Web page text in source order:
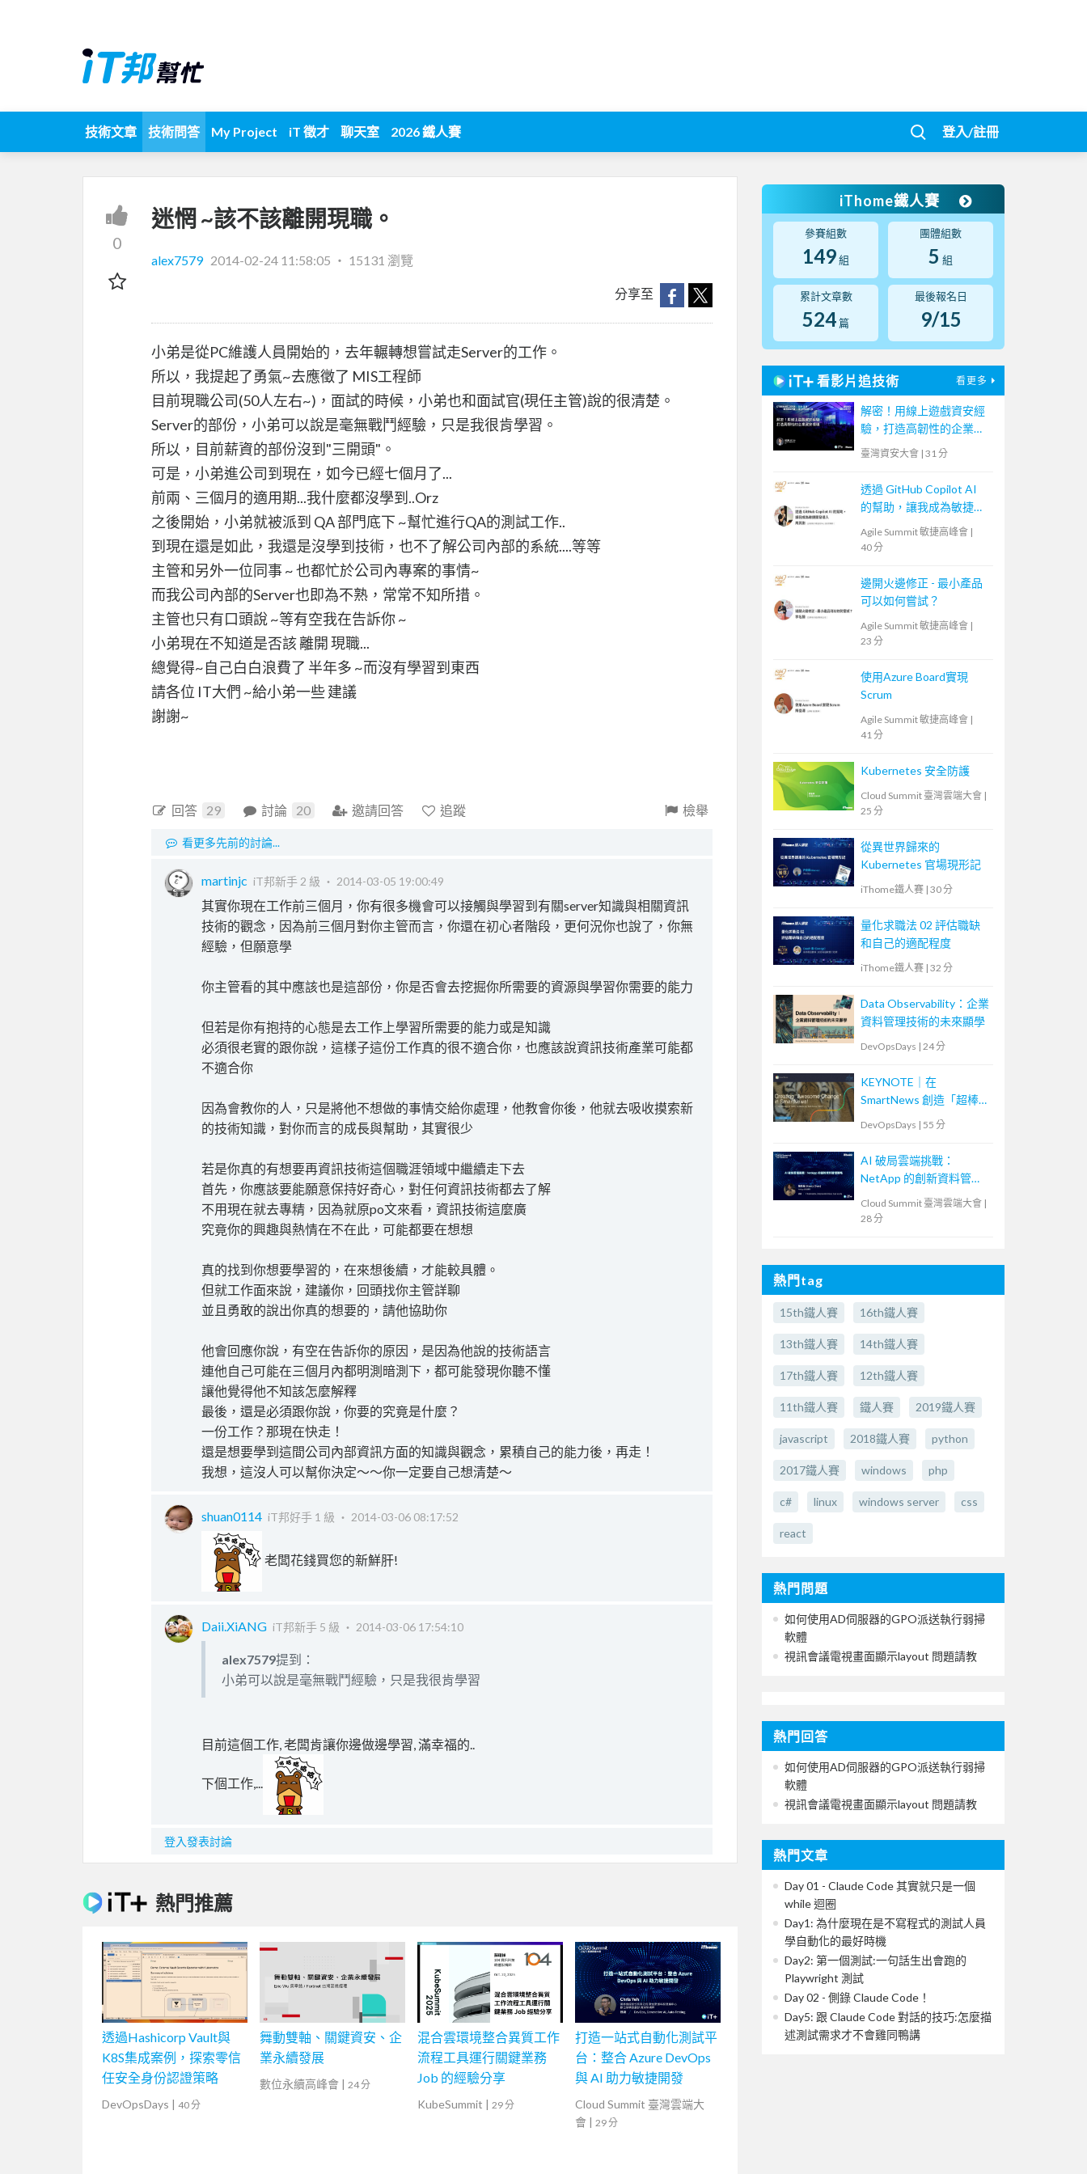
技術文章 技術問答 My Project iT 徵才 聊天室 2026 鐵人賽 登入/註冊
0
迷惘 ~該不該離開現職。
alex7579 2014-02-24 11:58:05 ‧ 15131 瀏覽
分享至
小弟是從PC維護人員開始的，去年輾轉想嘗試走Server的工作。
所以，我提起了勇氣~去應徵了 MIS工程師
目前現職公司(50人左右~)，面試的時候，小弟也和面試官(現任主管)說的很清楚。
Server的部份，小弟可以說是毫無戰鬥經驗，只是我很肯學習。
所以，目前薪資的部份沒到"三開頭"。
可是，小弟進公司到現在，如今已經七個月了...
前兩、三個月的適用期...我什麼都沒學到..Orz
之後開始，小弟就被派到 QA 部門底下 ~幫忙進行QA的測試工作..
到現在還是如此，我還是沒學到技術，也不了解公司內部的系統....等等
主管和另外一位同事 ~ 也都忙於公司內專案的事情~
而我公司內部的Server也即為不熟，常常不知所措。
主管也只有口頭說 ~等有空我在告訴你 ~
小弟現在不知道是否該 離開 現職...
總覺得~自己白白浪費了 半年多 ~而沒有學習到東西
請各位 IT大們 ~給小弟一些 建議
謝謝~
回答 29 討論 20 邀請回答 追蹤 檢舉
看更多先前的討論...
martinjc iT邦新手 2 級 ‧ 2014-03-05 19:00:49
其實你現在工作前三個月，你有很多機會可以接觸與學習到有關server知識與相關資訊
技術的觀念，因為前三個月對你主管而言，你還在初心者階段，更何況你也說了，你無
經驗，但願意學
你主管看的其中應該也是這部份，你是否會去挖掘你所需要的資源與學習你需要的能力
但若是你有抱持的心態是去工作上學習所需要的能力或是知識
必須很老實的跟你說，這樣子這份工作真的很不適合你，也應該說資訊技術產業可能都
不適合你
因為會教你的人，只是將他不想做的事情交給你處理，他教會你後，他就去吸收摸索新
的技術知識，對你而言的成長與幫助，其實很少
若是你真的有想要再資訊技術這個職涯領域中繼續走下去
首先，你應該要能願意保持好奇心，對任何資訊技術都去了解
不用現在就去專精，因為就原po文來看，資訊技術這麼廣
究竟你的興趣與熱情在不在此，可能都要在想想
真的找到你想要學習的，在來想後續，才能較具體。
但就工作面來說，建議你，回頭找你主管詳聊
並且勇敢的說出你真的想要的，請他協助你
他會回應你說，有空在告訴你的原因，是因為他說的技術語言
連他自己可能在三個月內都明測暗測下，都可能發現你聽不懂
讓他覺得他不知該怎麼解釋
最後，還是必須跟你說，你要的究竟是什麼？
一份工作？那現在快走！
還是想要學到這間公司內部資訊方面的知識與觀念，累積自己的能力後，再走！
我想，這沒人可以幫你決定～～你一定要自己想清楚～
shuan0114 iT邦好手 1 級 ‧ 2014-03-06 08:17:52
老闆花錢買您的新鮮肝!
Daii.XiANG iT邦新手 5 級 ‧ 2014-03-06 17:54:10
alex7579提到：
小弟可以說是毫無戰鬥經驗，只是我很肯學習
目前這個工作, 老闆肯讓你邊做邊學習, 滿幸福的..
下個工作,...
登入發表討論
熱門推薦
透過Hashicorp Vault與
K8S集成案例，探索零信
任安全身份認證策略
DevOpsDays | 40 分
舞動雙軸、關鍵資安、企
業永續發展
數位永續高峰會 | 24 分
混合雲環境整合異質工作
流程工具運行關鍵業務
Job 的經驗分享
KubeSummit | 29 分
打造一站式自動化測試平
台：整合 Azure DevOps
與 AI 助力敏捷開發
Cloud Summit 臺灣雲端大
會 | 29 分
iThome鐵人賽
參賽組數
149組
團體組數
5 組
累計文章數
524 篇
最後報名日
9/15
看影片追技術 看更多
解密！用線上遊戲資安經
驗，打造高韌性的企業資
安環境
臺灣資安大會 | 31 分
透過 GitHub Copilot AI
的幫助，讓我成為敏捷開
Agile Summit 敏捷高峰會 |
40 分
邊開火邊修正 - 最小產品
可以如何嘗試？
Agile Summit 敏捷高峰會 |
23 分
使用Azure Board實現
Scrum
Agile Summit 敏捷高峰會 |
41 分
Kubernetes 安全防護
Cloud Summit 臺灣雲端大會 |
25 分
從異世界歸來的
Kubernetes 官場現形記
iThome鐵人賽 | 30 分
量化求職法 02 評估職缺
和自己的適配程度
iThome鐵人賽 | 32 分
Data Observability：企業
資料管理技術的未來顯學
DevOpsDays | 24 分
KEYNOTE｜在
SmartNews 創造「超棒的
改變」！特務部隊
作戰
DevOpsDays | 55 分
AI 破局雲端挑戰：
NetApp 的創新資料管理
Cloud Summit 臺灣雲端大會 |
28 分
熱門tag
15th鐵人賽 16th鐵人賽
13th鐵人賽 14th鐵人賽
17th鐵人賽 12th鐵人賽
11th鐵人賽 鐵人賽 2019鐵人賽
javascript 2018鐵人賽 python
2017鐵人賽 windows php
c# linux windows server css
react
熱門問題
如何使用AD伺服器的GPO派送執行弱掃
軟體
視訊會議電視畫面顯示layout 問題請教
熱門回答
如何使用AD伺服器的GPO派送執行弱掃
軟體
視訊會議電視畫面顯示layout 問題請教
熱門文章
Day 01 - Claude Code 其實就只是一個
while 迴圈
Day1: 為什麼現在是不寫程式的測試人員
學自動化的最好時機
Day2: 第一個測試:一句話生出會跑的
Playwright 測試
Day 02 - 側錄 Claude Code！
Day5: 跟 Claude Code 對話的技巧:怎麼描
述測試需求才不會雞同鴨講